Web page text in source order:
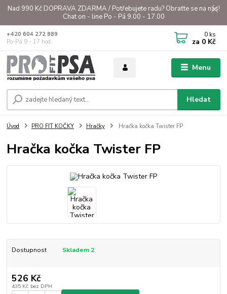
Nad 990 Kč DOPRAVA ZDARMA / Potřebujete radu? Obraťte se na nás!
Chat on - line Po - Pá 9.00 - 17.00
Menu
Hledat
+420 604 272 889
Po-Pá 9 - 17 hod.
0 ks
za 0 Kč
Úvod PRO FIT KOČKY Hračky Hračka kočka Twister FP
Hračka kočka Twister FP
Dostupnost Skladem 2
526 Kč
435 Kč bez DPH